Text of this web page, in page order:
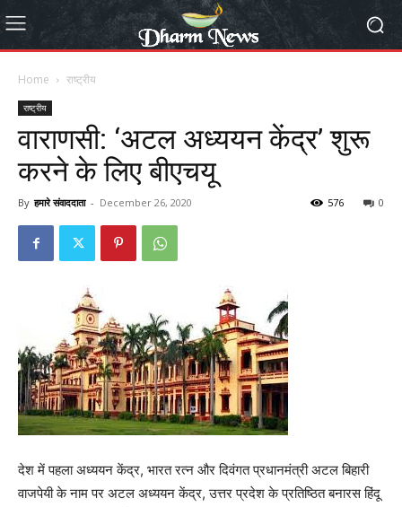
Home राष्ट्रीय
राष्ट्रीय
वाराणसी: ‘अटल अध्ययन केंद्र’ शुरू
करने के लिए बीएचयू
By हमारे संवाददाता - December 26, 2020 0
576
देश में पहला अध्ययन केंद्र, भारत रत्न और दिवंगत प्रधानमंत्री अटल बिहारी
वाजपेयी के नाम पर अटल अध्ययन केंद्र, उत्तर प्रदेश के प्रतिष्ठित बनारस हिंदू